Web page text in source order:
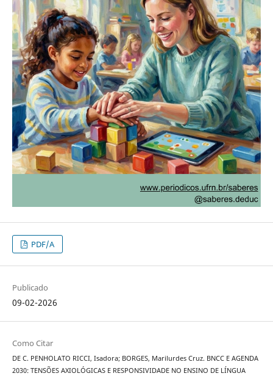
PDF/A
Publicado
09-02-2026
Como Citar
DE C. PENHOLATO RICCI, Isadora; BORGES, Marilurdes Cruz. BNCC E AGENDA
2030: TENSÕES AXIOLÓGICAS E RESPONSIVIDADE NO ENSINO DE LÍNGUA